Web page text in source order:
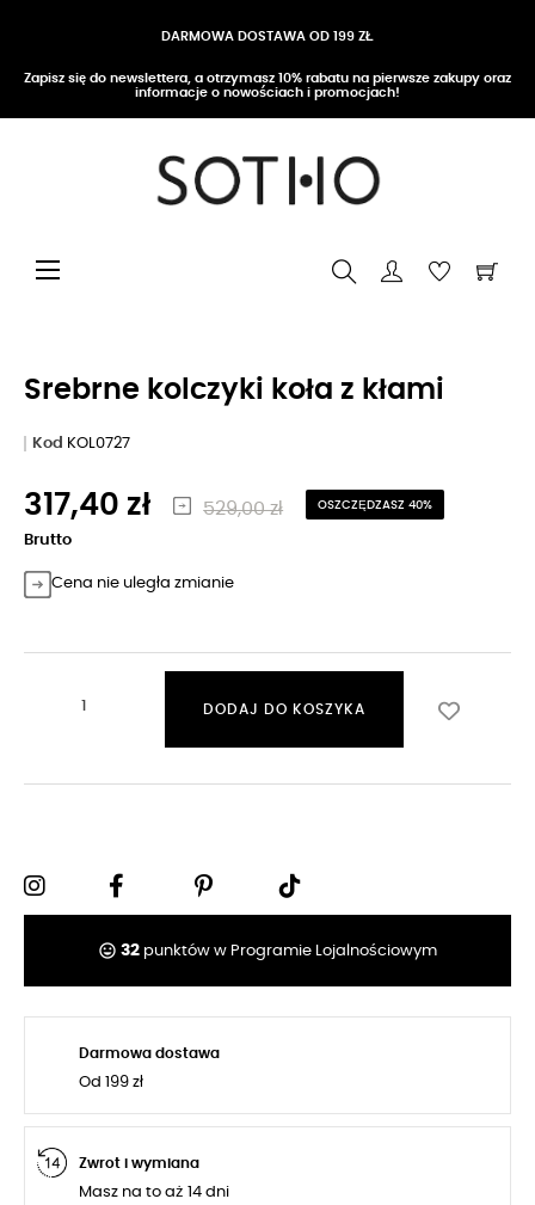
DARMOWA DOSTAWA OD 199 ZŁ
Zapisz się do newslettera, a otrzymasz 10% rabatu na pierwsze zakupy oraz
informacje o nowościach i promocjach!
Przełącz nawigację
☰
Srebrne kolczyki koła z kłami
Kod KOL0727
317,40 zł 529,00 zł OSZCZĘDZASZ 40%
Brutto
Cena nie uległa zmianie
DODAJ DO KOSZYKA
tag_faces 32 punktów w Programie Lojalnościowym
Darmowa dostawa
Od 199 zł
Zwrot i wymiana
Masz na to aż 14 dni